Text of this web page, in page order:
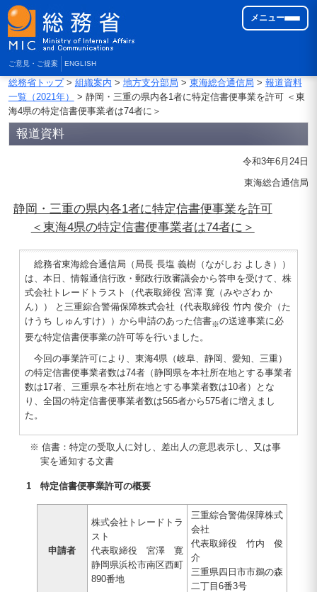
ご意見・ご提案 ENGLISH
メニュー
総務省トップ> 組織案内 > 地方支分部局 > 東海総合通信局 > 報道資料
一覧（2021年）
> 静岡・三重の県内各1者に特定信書便事業を許可 ＜東
海4県の特定信書便事業者は74者に＞
報道資料
令和3年6月24日
東海総合通信局
静岡・三重の県内各1者に特定信書便事業を許可
＜東海4県の特定信書便事業者は74者に＞
総務省東海総合通信局（局長 長塩 義樹（ながしお よしき））
は、本日、情報通信行政・郵政行政審議会から答申を受けて、株
式会社トレードトラスト（代表取締役 宮澤 寛（みやざわ か
ん）） と三重綜合警備保障株式会社（代表取締役 竹内 俊介（た
けうち しゅんすけ））から申請のあった信書※の送達事業に必
要な特定信書便事業の許可等を行いました。
今回の事業許可により、東海4県（岐阜、静岡、愛知、三重）
の特定信書便事業者数は74者（静岡県を本社所在地とする事業者
数は17者、三重県を本社所在地とする事業者数は10者）とな
り、全国の特定信書便事業者数は565者から575者に増えまし
た。
※ 信書：特定の受取人に対し、差出人の意思表示し、又は事
実を通知する文書
1 特定信書便事業許可の概要
申請者
株式会社トレードトラ
スト
代表取締役 宮澤 寛
静岡県浜松市南区西町
890番地
三重綜合警備保障株式
会社
代表取締役 竹内 俊
介
三重県四日市市鵜の森
二丁目6番3号